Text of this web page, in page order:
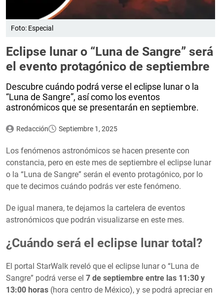
Foto: Especial
Eclipse lunar o “Luna de Sangre” será
el evento protagónico de septiembre
Descubre cuándo podrá verse el eclipse lunar o la
“Luna de Sangre”, así como los eventos
astronómicos que se presentarán en septiembre.
Redacción Septiembre 1, 2025
Los fenómenos astronómicos se hacen presente con
constancia, pero en este mes de septiembre el eclipse lunar
o la “Luna de Sangre” serán el evento protagónico, por lo
que te decimos cuándo podrás ver este fenómeno.
De igual manera, te dejamos la cartelera de eventos
astronómicos que podrán visualizarse en este mes.
¿Cuándo será el eclipse lunar total?
El portal StarWalk reveló que el eclipse lunar o “Luna de
Sangre” podrá verse el 7 de septiembre entre las 11:30 y
13:00 horas (hora centro de México), y se podrá apreciar en